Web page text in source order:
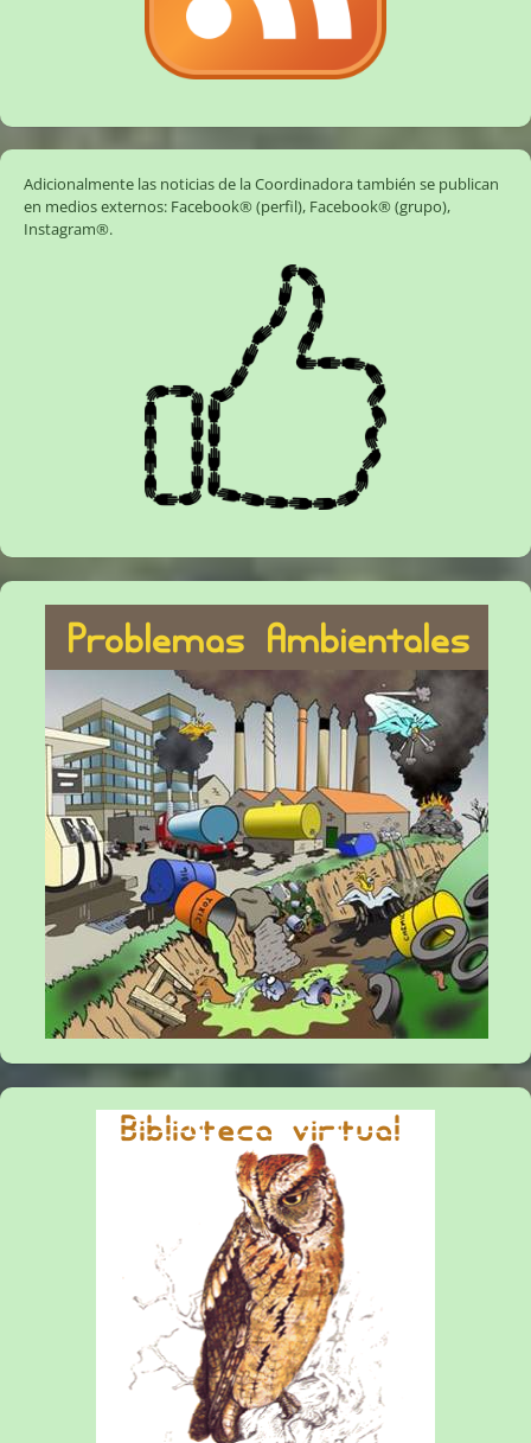
Adicionalmente las noticias de la Coordinadora también se publican
en medios externos: Facebook® (perfil), Facebook® (grupo),
Instagram®.